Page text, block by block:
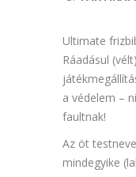
Ultimate
Ráadásul
a védelem –
faultnak!
Az öt
mindegyike